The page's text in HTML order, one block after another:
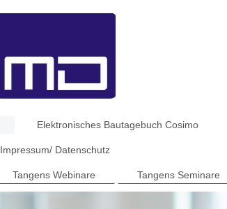
Elektronisches Bautagebuch Cosimo
Impressum/ Datenschutz
Tangens Webinare Tangens Seminare